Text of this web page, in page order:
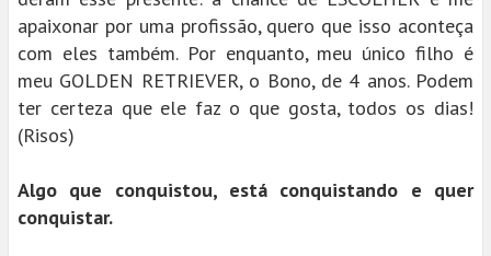
apaixonar por uma profissão, quero que isso aconteça
com eles também. Por enquanto, meu único filho é
meu GOLDEN RETRIEVER, o Bono, de 4 anos. Podem
ter certeza que ele faz o que gosta, todos os dias!
(Risos)
Algo que conquistou, está conquistando e quer
conquistar.